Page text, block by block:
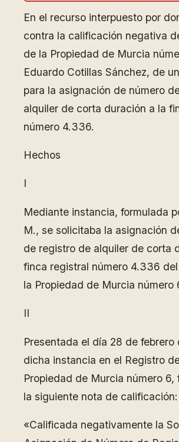
En el recurso interpuesto por
contra la calificación negativa
de la Propiedad de Murcia
Eduardo Cotillas Sánchez, de
para la asignación de número
alquiler de corta duración a la
número 4.336.
Hechos
I
Mediante instancia, formulada
M., se solicitaba la asignación
de registro de alquiler de corta
finca registral número 4.336
la Propiedad de Murcia número
II
Presentada el día 28 de febrero
dicha instancia en el Registro
Propiedad de Murcia número 6,
la siguiente nota de calificación:
«Calificada negativamente la